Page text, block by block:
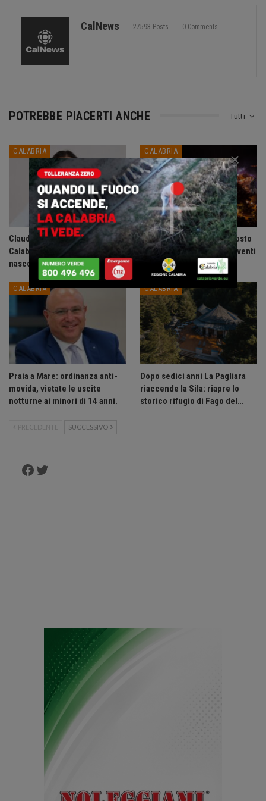
CalNews 27593 Posts 0 Comments
Tutti
POTREBBE PIACERTI ANCHE
CALABRIA
Claudia Conte presenta in
Calabria il romanzo civile Dove
nascono i silenzi: doppio…
CALABRIA
Acadie Club presenta: Agosto
2026, un mese di grandi eventi
sulla Riviera dei Cedri.
CALABRIA
Praia a Mare: ordinanza anti-
movida, vietate le uscite
notturne ai minori di 14 anni.
CALABRIA
Dopo sedici anni La Pagliara
riaccende la Sila: riapre lo
storico rifugio di Fago del…
PRECEDENTE SUCCESSIVO
Facebook
Twitter
×